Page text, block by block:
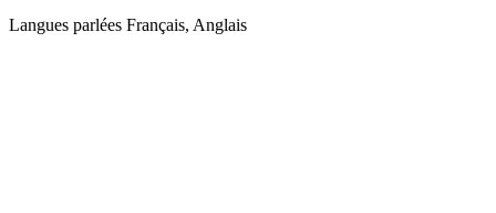
Langues parlées Français, Anglais